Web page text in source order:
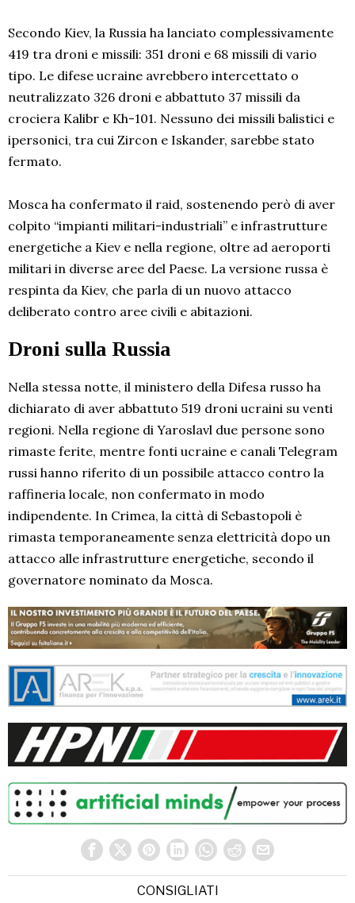
Secondo Kiev, la Russia ha lanciato complessivamente
419 tra droni e missili: 351 droni e 68 missili di vario
tipo. Le difese ucraine avrebbero intercettato o
neutralizzato 326 droni e abbattuto 37 missili da
crociera Kalibr e Kh-101. Nessuno dei missili balistici e
ipersonici, tra cui Zircon e Iskander, sarebbe stato
fermato.
Mosca ha confermato il raid, sostenendo però di aver
colpito “impianti militari-industriali” e infrastrutture
energetiche a Kiev e nella regione, oltre ad aeroporti
militari in diverse aree del Paese. La versione russa è
respinta da Kiev, che parla di un nuovo attacco
deliberato contro aree civili e abitazioni.
Droni sulla Russia
Nella stessa notte, il ministero della Difesa russo ha
dichiarato di aver abbattuto 519 droni ucraini su venti
regioni. Nella regione di Yaroslavl due persone sono
rimaste ferite, mentre fonti ucraine e canali Telegram
russi hanno riferito di un possibile attacco contro la
raffineria locale, non confermato in modo
indipendente. In Crimea, la città di Sebastopoli è
rimasta temporaneamente senza elettricità dopo un
attacco alle infrastrutture energetiche, secondo il
governatore nominato da Mosca.
CONSIGLIATI